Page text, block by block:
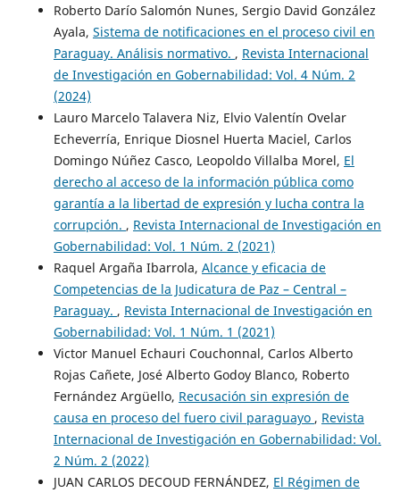
Roberto Darío Salomón Nunes, Sergio David González
Ayala, Sistema de notificaciones en el proceso civil en
Paraguay. Análisis normativo. , Revista Internacional
de Investigación en Gobernabilidad: Vol. 4 Núm. 2
(2024)
Lauro Marcelo Talavera Niz, Elvio Valentín Ovelar
Echeverría, Enrique Diosnel Huerta Maciel, Carlos
Domingo Núñez Casco, Leopoldo Villalba Morel, El
derecho al acceso de la información pública como
garantía a la libertad de expresión y lucha contra la
corrupción. , Revista Internacional de Investigación en
Gobernabilidad: Vol. 1 Núm. 2 (2021)
Raquel Argaña Ibarrola, Alcance y eficacia de
Competencias de la Judicatura de Paz – Central –
Paraguay. , Revista Internacional de Investigación en
Gobernabilidad: Vol. 1 Núm. 1 (2021)
Victor Manuel Echauri Couchonnal, Carlos Alberto
Rojas Cañete, José Alberto Godoy Blanco, Roberto
Fernández Argüello, Recusación sin expresión de
causa en proceso del fuero civil paraguayo , Revista
Internacional de Investigación en Gobernabilidad: Vol.
2 Núm. 2 (2022)
JUAN CARLOS DECOUD FERNÁNDEZ, El Régimen de